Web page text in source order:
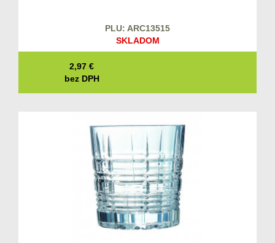
PLU: ARC13515
SKLADOM
2,97 €
bez DPH